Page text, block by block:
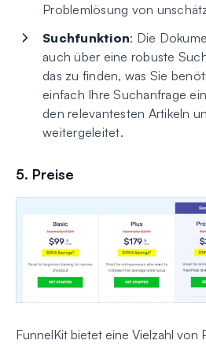
Problemlösung von
Suchfunktion: Die
auch über eine robuste
das zu finden, was Sie
einfach Ihre Suchanfrage
den relevantesten Artikeln
weitergeleitet.
5. Preise
FunnelKit bietet eine Vielzahl von